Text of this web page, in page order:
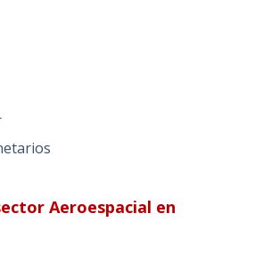
Aeroespacial en